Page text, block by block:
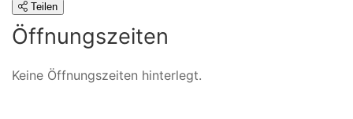
Teilen
Öffnungszeiten
Keine Öffnungszeiten hinterlegt.